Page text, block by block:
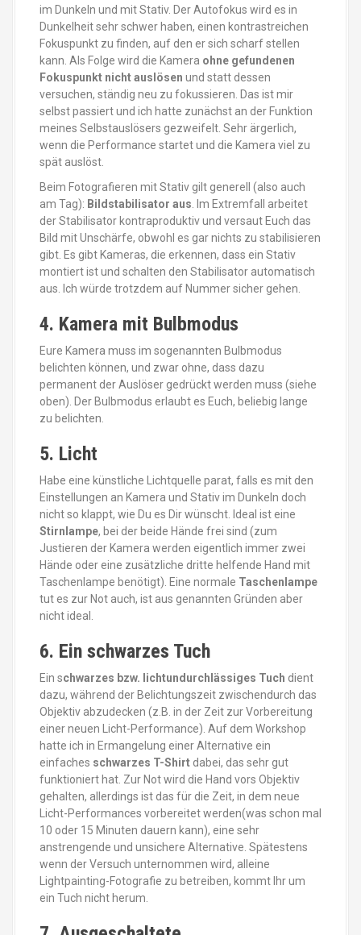
im Dunkeln und mit Stativ. Der Autofokus wird es in
Dunkelheit sehr schwer haben, einen kontrastreichen
Fokuspunkt zu finden, auf den er sich scharf stellen
kann. Als Folge wird die Kamera ohne gefundenen
Fokuspunkt nicht auslösen und statt dessen
versuchen, ständig neu zu fokussieren. Das ist mir
selbst passiert und ich hatte zunächst an der Funktion
meines Selbstauslösers gezweifelt. Sehr ärgerlich,
wenn die Performance startet und die Kamera viel zu
spät auslöst.
Beim Fotografieren mit Stativ gilt generell (also auch
am Tag): Bildstabilisator aus . Im Extremfall arbeitet
der Stabilisator kontraproduktiv und versaut Euch das
Bild mit Unschärfe, obwohl es gar nichts zu stabilisieren
gibt. Es gibt Kameras, die erkennen, dass ein Stativ
montiert ist und schalten den Stabilisator automatisch
aus. Ich würde trotzdem auf Nummer sicher gehen.
4. Kamera mit Bulbmodus
Eure Kamera muss im sogenannten Bulbmodus
belichten können, und zwar ohne, dass dazu
permanent der Auslöser gedrückt werden muss (siehe
oben). Der Bulbmodus erlaubt es Euch, beliebig lange
zu belichten.
5. Licht
Habe eine künstliche Lichtquelle parat, falls es mit den
Einstellungen an Kamera und Stativ im Dunkeln doch
nicht so klappt, wie Du es Dir wünscht. Ideal ist eine
Stirnlampe, bei der beide Hände frei sind (zum
Justieren der Kamera werden eigentlich immer zwei
Hände oder eine zusätzliche dritte helfende Hand mit
Taschenlampe benötigt). Eine normale Taschenlampe
tut es zur Not auch, ist aus genannten Gründen aber
nicht ideal.
6. Ein schwarzes Tuch
Ein schwarzes bzw. lichtundurchlässiges Tuch dient
dazu, während der Belichtungszeit zwischendurch das
Objektiv abzudecken (z.B. in der Zeit zur Vorbereitung
einer neuen Licht-Performance). Auf dem Workshop
hatte ich in Ermangelung einer Alternative ein
einfaches schwarzes T-Shirt dabei, das sehr gut
funktioniert hat. Zur Not wird die Hand vors Objektiv
gehalten, allerdings ist das für die Zeit, in dem neue
Licht-Performances vorbereitet werden(was schon mal
10 oder 15 Minuten dauern kann), eine sehr
anstrengende und unsichere Alternative. Spätestens
wenn der Versuch unternommen wird, alleine
Lightpainting-Fotografie zu betreiben, kommt Ihr um
ein Tuch nicht herum.